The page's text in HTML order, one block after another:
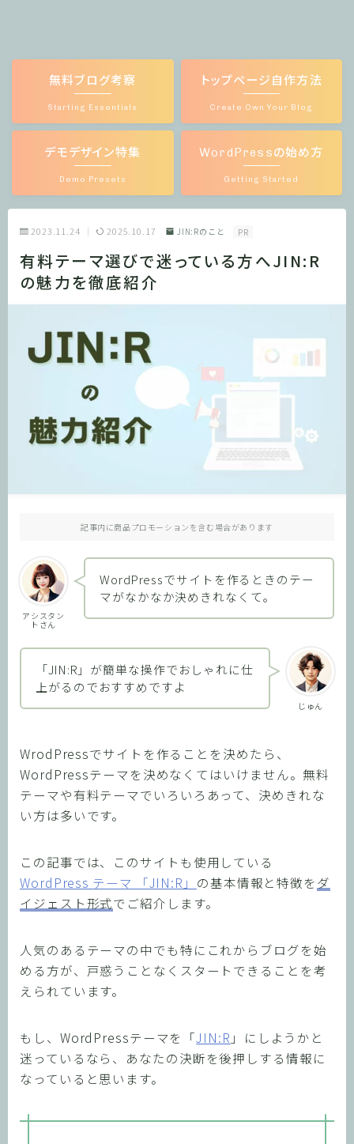
Starting Essentials
無料ブログ考察
Create Own Your Blog
トップページ自作方法
Demo Presets
デモデザイン特集
Getting Started
WordPressの始め方
2023.11.24 2025.10.17 JIN:Rのこと PR
有料テーマ選びで迷っている方へJIN:R
の魅力を徹底紹介
記事内に商品プロモーションを含む場合があります
アシスタン
トさん
WordPressでサイトを作るときのテー
マがなかなか決めきれなくて。
じゅん
「JIN:R」が簡単な操作でおしゃれに仕
上がるのでおすすめですよ
WrodPressでサイトを作ることを決めたら、
WordPressテーマを決めなくてはいけません。無料
テーマや有料テーマでいろいろあって、決めきれな
い方は多いです。
この記事では、このサイトも使用している
WordPress テーマ 「JIN:R」 の基本情報と特徴をダ
イジェスト形式でご紹介します。
人気のあるテーマの中でも特にこれからブログを始
める方が、戸惑うことなくスタートできることを考
えられています。
もし、WordPressテーマを「JIN:R 」にしようかと
迷っているなら、あなたの決断を後押しする情報に
なっていると思います。